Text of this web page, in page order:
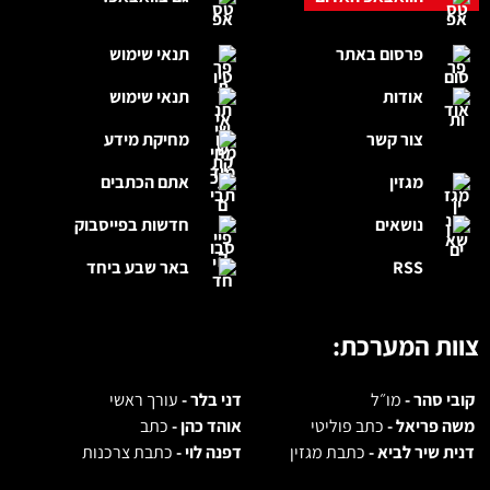
תנאי שימוש
תנאי שימוש
מחיקת מידע
אתם הכתבים
חדשות בפייסבוק
באר שבע ביחד
פרסום באתר
אודות
צור קשר
מגזין
נושאים
RSS
צוות המערכת:
קובי סהר -מו״ל דני בלר -עורך ראשי
משה פריאל -כתב פוליטי אוהד כהן -כתב
דנית שיר לביא -כתבת מגזין דפנה לוי -כתבת צרכנות